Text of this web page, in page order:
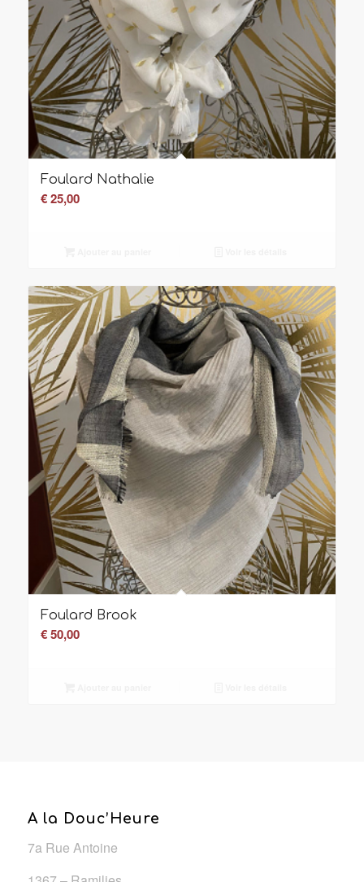
Foulard Nathalie
€25,00
Foulard Brook
€50,00
A la Douc’Heure
7a Rue Antoine